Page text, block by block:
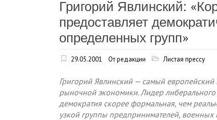
Григорий Явлинский:
предоставляет
определенных групп»
29.05.2001 От редакции Листая прессу
Григорий Явлинский — самый
рыночной экономики. Лидер
демократия скорее формальная, чем
узкой группы предпринимателей, военных